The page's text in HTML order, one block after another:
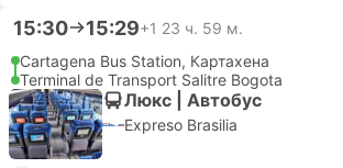
15:30 15:29+1 23 ч. 59 м.
Cartagena Bus Station, Картахена
Terminal de Transport Salitre Bogota
Люкс | Автобус
Expreso Brasilia